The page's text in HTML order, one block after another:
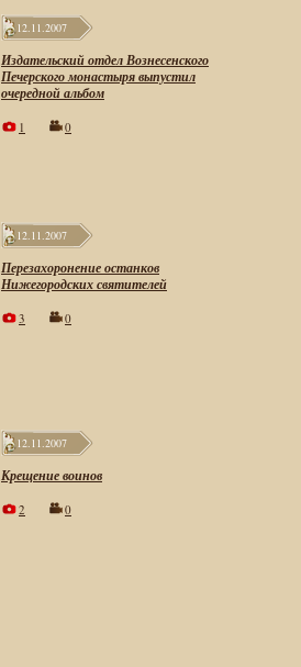
12.11.2007
Издательский отдел Вознесенского
Печерского монастыря выпустил
очередной альбом
1 0
12.11.2007
Перезахоронение останков
Нижегородских святителей
3 0
12.11.2007
Крещение воинов
2 0